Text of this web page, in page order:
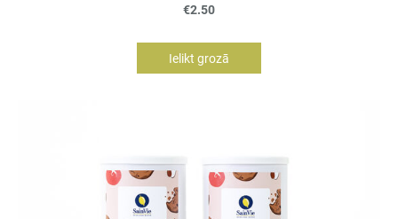
€2.50
Ielikt grozā